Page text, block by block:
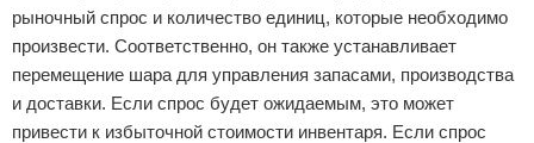
рыночный спрос и количество единиц, которые необходимо
произвести. Соответственно, он также устанавливает
перемещение шара для управления запасами, производства
и доставки. Если спрос будет ожидаемым, это может
привести к избыточной стоимости инвентаря. Если спрос